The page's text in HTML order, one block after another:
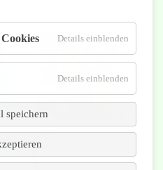
Details einblenden
Nicht
Details einblenden
speichern